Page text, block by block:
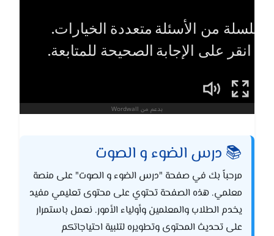
📚 درس الضوء و الصوت
مرحباً بك في صفحة "درس الضوء و الصوت" على منصة
معلمي. هذه الصفحة تحتوي على محتوى تعليمي مفيد
يخدم الطلاب والمعلمين وأولياء الأمور. نعمل باستمرار
على تحديث المحتوى وتطويره لتلبية احتياجاتكم